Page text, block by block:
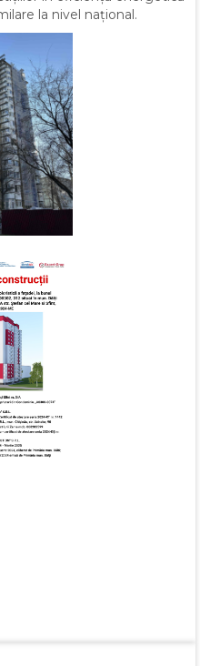
la nivel național.